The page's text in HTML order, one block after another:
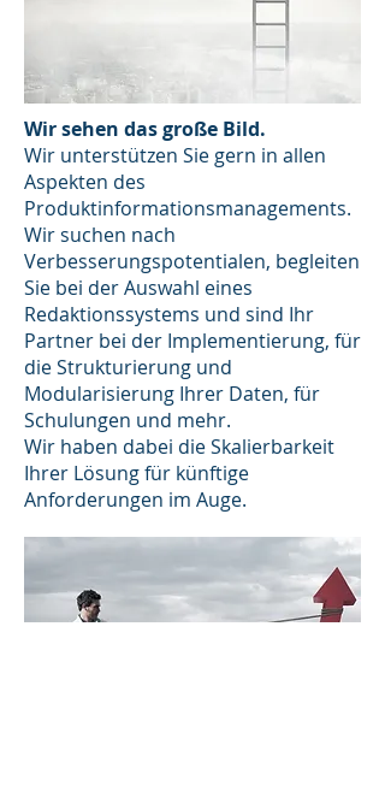
Wir sehen das große Bild.
Wir unterstützen Sie gern in allen
Aspekten des
Produktinformationsmanagements.
Wir suchen nach
Verbesserungspotentialen, begleiten
Sie bei der Auswahl eines
Redaktionssystems und sind Ihr
Partner bei der Implementierung, für
die Strukturierung und
Modularisierung Ihrer Daten, für
Schulungen und mehr.
Wir haben dabei die Skalierbarkeit
Ihrer Lösung für künftige
Anforderungen im Auge.